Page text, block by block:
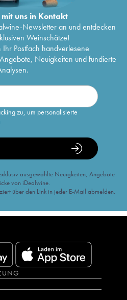
uns in Kontakt
Newsletter an und entdecken
Weinschätze!
Ihr Postfach handverlesene
Neuigkeiten und fundierte
zu, um personalisierte
ausgewählte Neuigkeiten, Angebote
von iDealwine.
über den Link in jeder E-Mail abmelden.